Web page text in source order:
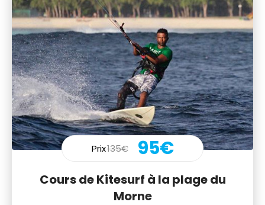
Prix135€ 95€
Cours de Kitesurf à la plage du
Morne